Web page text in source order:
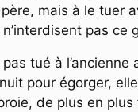
mais à le tuer
pas ce
pas tué à
pour égorger,
de plus en